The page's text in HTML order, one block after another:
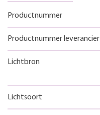
Productnummer
Productnummer leverancier
Lichtbron
Lichtsoort